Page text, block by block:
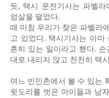
듯, 택시 운전기사는 파벨
엄살을 떨었다.
때 마침 우리가 찾은 파벨라
고 있었다. 택시기사는 아마
흔히 있는 일이라고 했다.
대로 내리지 않고 천천히 택
여느 빈민촌에서 볼 수 있는
윗도리를 벗은 아이들과 남